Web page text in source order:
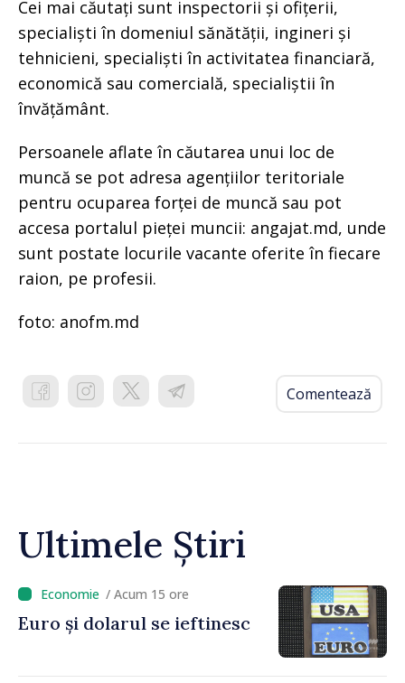
Cei mai căutați sunt inspectorii și ofițerii,
specialiști în domeniul sănătății, ingineri și
tehnicieni, specialiști în activitatea financiară,
economică sau comercială, specialiștii în
învățământ.
Persoanele aflate în căutarea unui loc de
muncă se pot adresa agențiilor teritoriale
pentru ocuparea forței de muncă sau pot
accesa portalul pieței muncii: angajat.md, unde
sunt postate locurile vacante oferite în fiecare
raion, pe profesii.
foto: anofm.md
Comentează
Ultimele Știri
/ Acum 15 ore
Euro și dolarul se ieftinesc